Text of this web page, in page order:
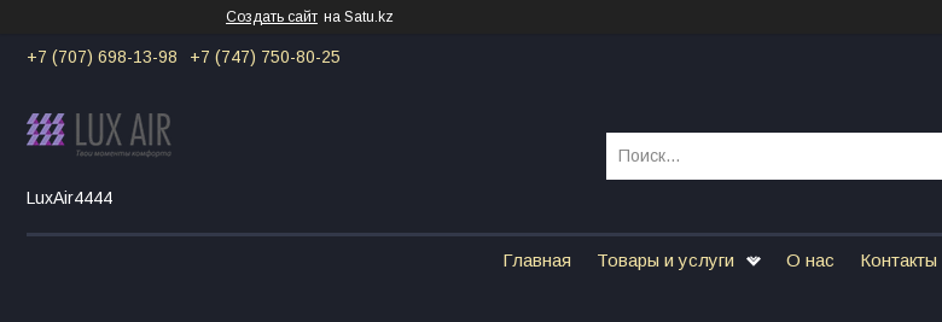
Создать сайт на Satu.kz
+7 (707) 698-13-98 +7 (747) 750-80-25
LuxAir4444
Главная Товары и услуги О нас Контакты